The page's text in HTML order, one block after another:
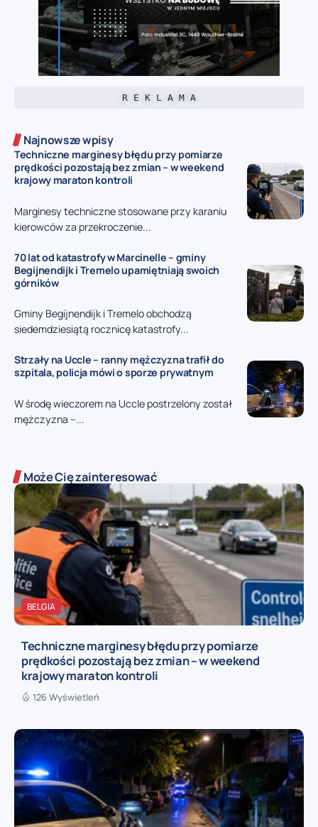
R E K L A M A
Najnowsze wpisy
Techniczne marginesy błędu przy pomiarze
prędkości pozostają bez zmian – w weekend
krajowy maraton kontroli
Marginesy techniczne stosowane przy karaniu
kierowców za przekroczenie...
70 lat od katastrofy w Marcinelle – gminy
Begijnendijk i Tremelo upamiętniają swoich
górników
Gminy Begijnendijk i Tremelo obchodzą
siedemdziesiątą rocznicę katastrofy...
Strzały na Uccle – ranny mężczyzna trafił do
szpitala, policja mówi o sporze prywatnym
W środę wieczorem na Uccle postrzelony został
mężczyzna –...
Może Cię zainteresować
BELGIA
Techniczne marginesy błędu przy pomiarze
prędkości pozostają bez zmian – w weekend
krajowy maraton kontroli
126 Wyświetleń